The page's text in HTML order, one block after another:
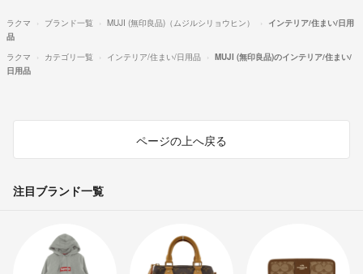
ラクマ ブランド一覧 MUJI (無印良品)（ムジルシリョウヒン）
インテリア/住まい/日用
品
ラクマ
カテゴリ一覧 インテリア/住まい/日用品
MUJI (無印良品)のインテリア/住まい/
日用品
ページの上へ戻る
注目ブランド一覧